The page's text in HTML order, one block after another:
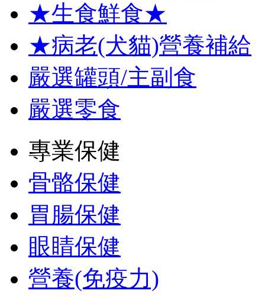
★生食鮮食★
★病老(犬貓)營養補給
嚴選罐頭/主副食
嚴選零食
專業保健
骨骼保健
胃腸保健
眼睛保健
營養(免疫力)